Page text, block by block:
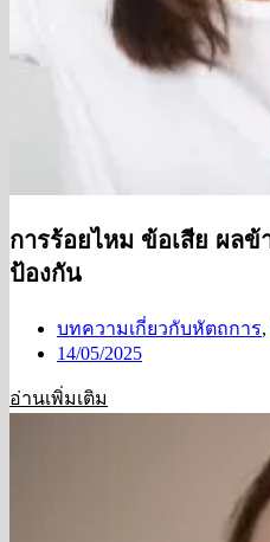
การร้อยไหม ข้อเสีย ผลข้
ป้องกัน
บทความเกี่ยวกับหัตถการ,
14/05/2025
อ่านเพิ่มเติม